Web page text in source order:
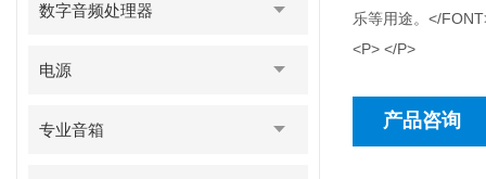
数字音频处理器
电源
专业音箱
乐等用途。</
<P> </P>
产品咨询